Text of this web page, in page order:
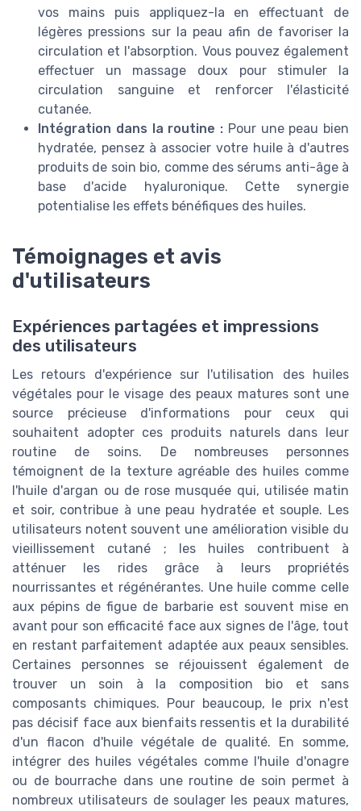
vos mains puis appliquez-la en effectuant de
légères pressions sur la peau afin de favoriser la
circulation et l'absorption. Vous pouvez également
effectuer un massage doux pour stimuler la
circulation sanguine et renforcer l'élasticité
cutanée.
Intégration dans la routine : Pour une peau bien
hydratée, pensez à associer votre huile à d'autres
produits de soin bio, comme des sérums anti-âge à
base d'acide hyaluronique. Cette synergie
potentialise les effets bénéfiques des huiles.
Témoignages et avis
d'utilisateurs
Expériences partagées et impressions
des utilisateurs
Les retours d'expérience sur l'utilisation des huiles
végétales pour le visage des peaux matures sont une
source précieuse d'informations pour ceux qui
souhaitent adopter ces produits naturels dans leur
routine de soins. De nombreuses personnes
témoignent de la texture agréable des huiles comme
l'huile d'argan ou de rose musquée qui, utilisée matin
et soir, contribue à une peau hydratée et souple. Les
utilisateurs notent souvent une amélioration visible du
vieillissement cutané ; les huiles contribuent à
atténuer les rides grâce à leurs propriétés
nourrissantes et régénérantes. Une huile comme celle
aux pépins de figue de barbarie est souvent mise en
avant pour son efficacité face aux signes de l'âge, tout
en restant parfaitement adaptée aux peaux sensibles.
Certaines personnes se réjouissent également de
trouver un soin à la composition bio et sans
composants chimiques. Pour beaucoup, le prix n'est
pas décisif face aux bienfaits ressentis et la durabilité
d'un flacon d'huile végétale de qualité. En somme,
intégrer des huiles végétales comme l'huile d'onagre
ou de bourrache dans une routine de soin permet à
nombreux utilisateurs de soulager les peaux matures,